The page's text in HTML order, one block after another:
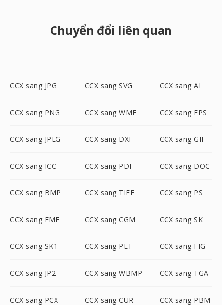
Chuyển đổi liên quan
CCX sang JPG CCX sang SVG CCX sang AI
CCX sang PNG CCX sang WMF CCX sang EPS
CCX sang JPEG CCX sang DXF CCX sang GIF
CCX sang ICO CCX sang PDF CCX sang DOC
CCX sang BMP CCX sang TIFF CCX sang PS
CCX sang EMF CCX sang CGM CCX sang SK
CCX sang SK1 CCX sang PLT CCX sang FIG
CCX sang JP2 CCX sang WBMP CCX sang TGA
CCX sang PCX CCX sang CUR CCX sang PBM